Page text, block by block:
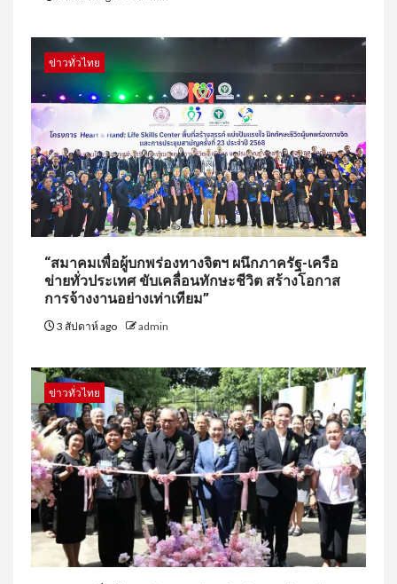
ข่าวทั่วไทย
“สมาคมเพื่อผู้บกพร่องทางจิตฯ ผนึกภาครัฐ-เครือ
ข่ายทั่วประเทศ ขับเคลื่อนทักษะชีวิต สร้างโอกาส
การจ้างงานอย่างเท่าเทียม”
3 สัปดาห์ ago admin
ข่าวทั่วไทย